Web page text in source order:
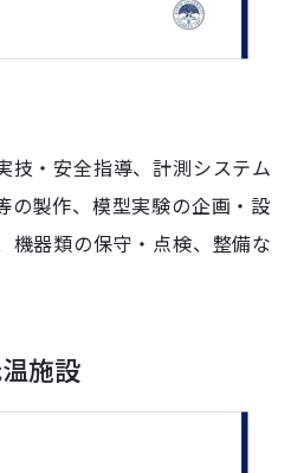
技・安全指導、計測システム
の製作、模型実験の企画・設
機器類の保守・点検、整備な
施設